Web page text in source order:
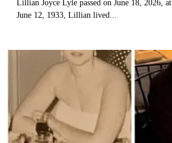
Lillian Joyce Lyle passed on June 18, 2026,
June 12, 1933, Lillian lived...